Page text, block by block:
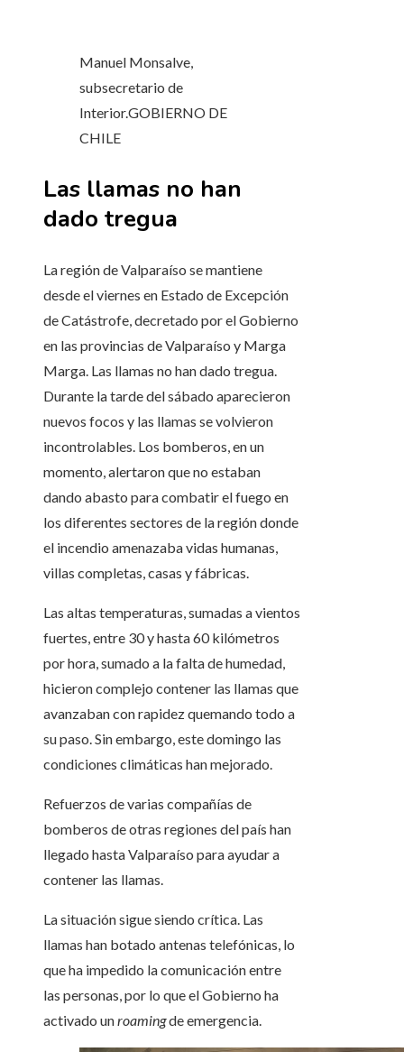
Manuel Monsalve,
subsecretario de
Interior.GOBIERNO DE
CHILE
Las llamas no han
dado tregua
La región de Valparaíso se mantiene
desde el viernes en Estado de Excepción
de Catástrofe, decretado por el Gobierno
en las provincias de Valparaíso y Marga
Marga. Las llamas no han dado tregua.
Durante la tarde del sábado aparecieron
nuevos focos y las llamas se volvieron
incontrolables. Los bomberos, en un
momento, alertaron que no estaban
dando abasto para combatir el fuego en
los diferentes sectores de la región donde
el incendio amenazaba vidas humanas,
villas completas, casas y fábricas.
Las altas temperaturas, sumadas a vientos
fuertes, entre 30 y hasta 60 kilómetros
por hora, sumado a la falta de humedad,
hicieron complejo contener las llamas que
avanzaban con rapidez quemando todo a
su paso. Sin embargo, este domingo las
condiciones climáticas han mejorado.
Refuerzos de varias compañías de
bomberos de otras regiones del país han
llegado hasta Valparaíso para ayudar a
contener las llamas.
La situación sigue siendo crítica. Las
llamas han botado antenas telefónicas, lo
que ha impedido la comunicación entre
las personas, por lo que el Gobierno ha
activado unroamingde emergencia.